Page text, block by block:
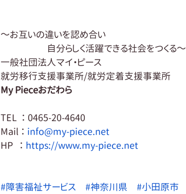
～お互いの違いを認め合い
自分らしく活躍できる社会をつくる～
一般社団法人マイ・ピース
就労移行支援事業所/就労定着支援事業所
My Pieceおだわら
TEL  ： 0465-20-4640
Mail ： info@my-piece.net
HP   ： https://www.my-piece.net
#障害福祉サービス #神奈川県 #小田原市